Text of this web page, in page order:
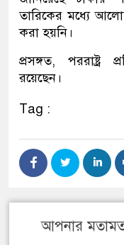
তারিকের মধ্যে
করা হয়নি।
প্রসঙ্গত, পররাষ্ট্র
রয়েছেন।
Tag :
আপনার